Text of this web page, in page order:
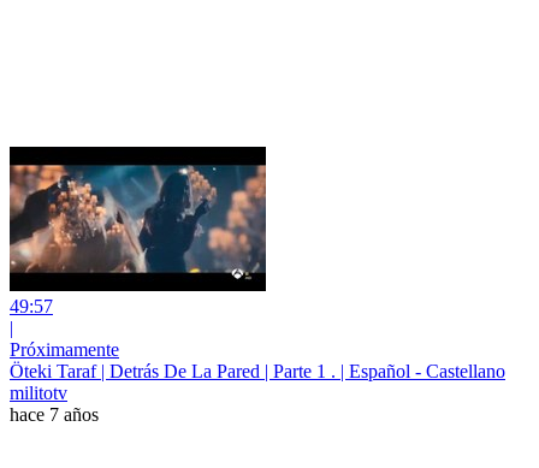
49:57
|
Próximamente
Öteki Taraf | Detrás De La Pared | Parte 1 . | Español - Castellano
militotv
hace 7 años